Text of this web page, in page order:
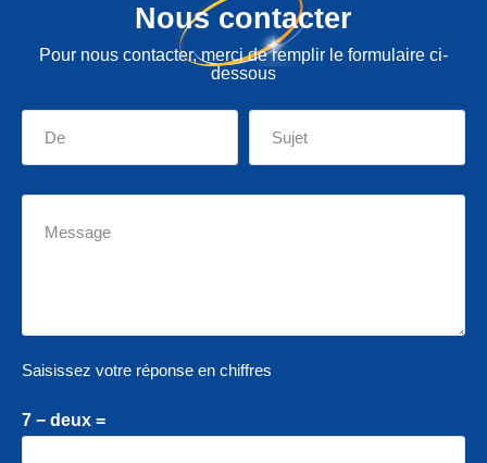
Nous contacter
Pour nous contacter, merci de remplir le formulaire ci-
dessous
Saisissez votre réponse en chiffres
7 − deux =